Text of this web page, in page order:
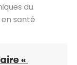
du
santé
«